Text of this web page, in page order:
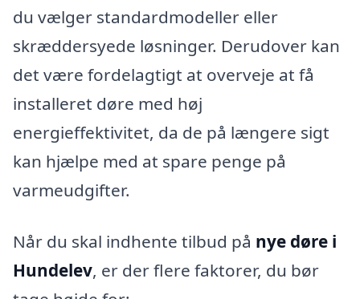
du vælger standardmodeller eller
skræddersyede løsninger. Derudover kan
det være fordelagtigt at overveje at få
installeret døre med høj
energieffektivitet, da de på længere sigt
kan hjælpe med at spare penge på
varmeudgifter.
Når du skal indhente tilbud på nye døre i
Hundelev, er der flere faktorer, du bør